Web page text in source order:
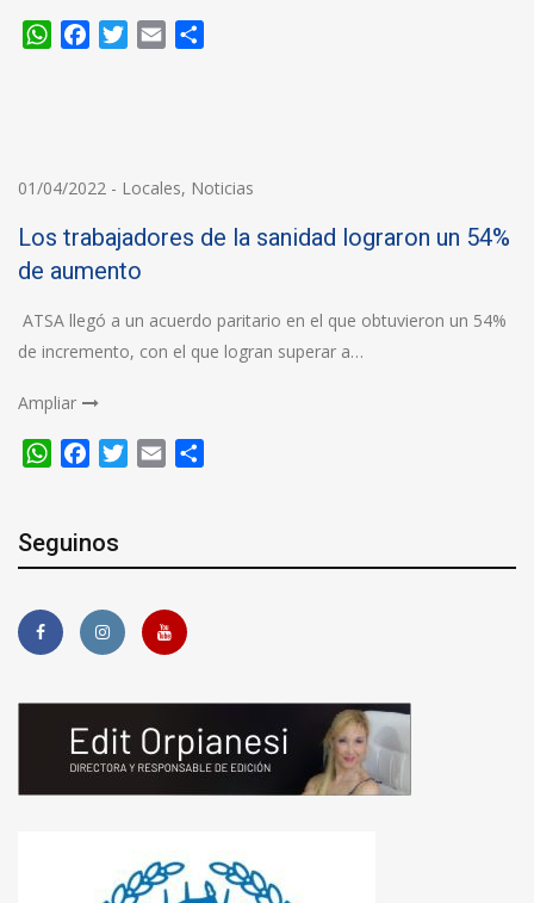
WhatsApp
FacebookTwitter
Email
01/04/2022 - Locales, Noticias
Los trabajadores de la sanidad lograron un 54%
de aumento
ATSA llegó a un acuerdo paritario en el que obtuvieron un 54%
de incremento, con el que logran superar a…
Ampliar
WhatsApp
FacebookTwitter
Email
Seguinos